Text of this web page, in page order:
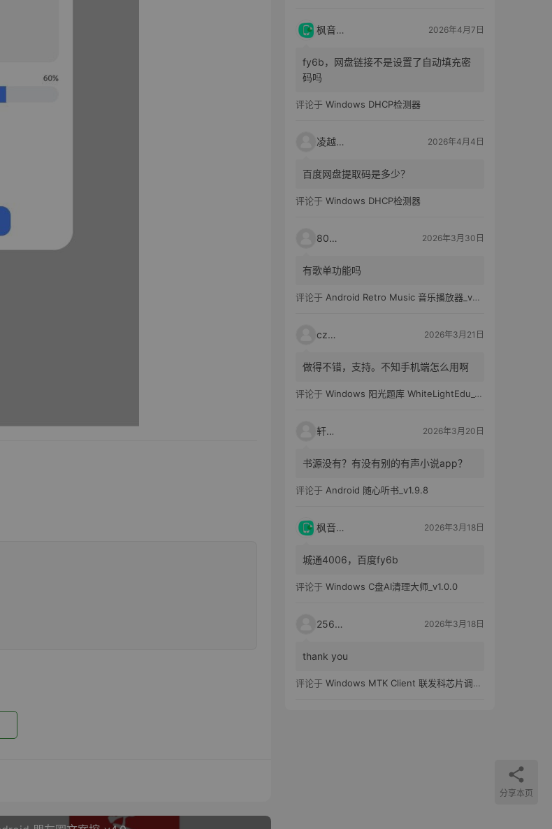
枫音应用 2026年4月7日
fy6b，网盘链接不是设置了自动填充密
码吗
评论于 Windows DHCP检测器
凌越电子 2026年4月4日
百度网盘提取码是多少？
评论于 Windows DHCP检测器
80521 2026年3月30日
有歌单功能吗
评论于 Android Retro Music 音乐播放器_v6.6.0
czh7 2026年3月21日
做得不错，支持。不知手机端怎么用啊
评论于 Windows 阳光题库 WhiteLightEdu_v2.0.0
轩爸 2026年3月20日
书源没有？有没有别的有声小说app？
评论于 Android 随心听书_v1.9.8
枫音应用 2026年3月18日
城通4006，百度fy6b
评论于 Windows C盘AI清理大师_v1.0.0
25651 2026年3月18日
thank you
评论于 Windows MTK Client 联发科芯片调试工具_v2.01 汉化版
分享本页